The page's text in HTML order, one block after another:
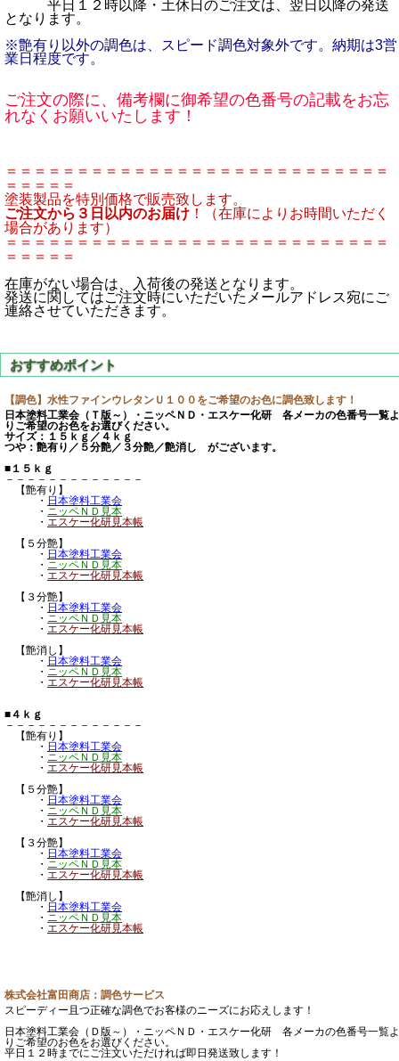
平日１２時以降・土休日のご注文は、翌日以降の発送
となります。
※艶有り以外の調色は、スピード調色対象外です。納期は3営
業日程度です。
ご注文の際に、備考欄に御希望の色番号の記載をお忘
れなくお願いいたします！
＝＝＝＝＝＝＝＝＝＝＝＝＝＝＝＝＝＝＝＝＝＝＝＝＝＝＝
＝＝＝＝＝
塗装製品を特別価格で販売致します。
ご注文から３日以内のお届け ！（在庫によりお時間いただく
場合があります）
＝＝＝＝＝＝＝＝＝＝＝＝＝＝＝＝＝＝＝＝＝＝＝＝＝＝＝
＝＝＝＝＝
在庫がない場合は、入荷後の発送となります。
発送に関してはご注文時にいただいたメールアドレス宛にご
連絡させていただきます。
【調色】水性ファインウレタンＵ１００をご希望のお色に調色致します！
日本塗料工業会（Ｔ版～）・ニッペＮＤ・エスケー化研 各メーカの色番号一覧よ
りご希望のお色をお選びください。
サイズ：１５ｋｇ／４ｋｇ
つや：艶有り／５分艶／３分艶／艶消し がございます。
■１５ｋｇ
－－－－－－－－－－－－－
【艶有り】
・ 日本塗料工業会
・ ニッペＮＤ見本
・ エスケー化研見本帳
【５分艶】
・ 日本塗料工業会
・ ニッペＮＤ見本
・ エスケー化研見本帳
【３分艶】
・ 日本塗料工業会
・ ニッペＮＤ見本
・ エスケー化研見本帳
【艶消し】
・ 日本塗料工業会
・ ニッペＮＤ見本
・ エスケー化研見本帳
■４ｋｇ
－－－－－－－－－－－－－
【艶有り】
・ 日本塗料工業会
・ ニッペＮＤ見本
・ エスケー化研見本帳
【５分艶】
・ 日本塗料工業会
・ ニッペＮＤ見本
・ エスケー化研見本帳
【３分艶】
・ 日本塗料工業会
・ ニッペＮＤ見本
・ エスケー化研見本帳
【艶消し】
・ 日本塗料工業会
・ ニッペＮＤ見本
・ エスケー化研見本帳
株式会社富田商店：調色サービス
スピーディー且つ正確な調色でお客様のニーズにお応えします！
日本塗料工業会（Ｄ版～）・ニッペＮＤ・エスケー化研 各メーカの色番号一覧よ
りご希望のお色をお選びください。
平日１２時までにご注文いただければ即日発送致します！